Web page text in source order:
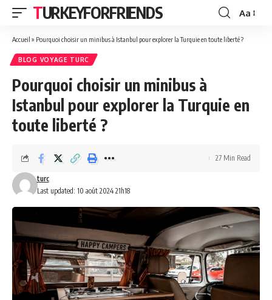
TURKEYFORFRIENDS
Font
Resizer
Aa
Accueil » Pourquoi choisir un minibus à Istanbul pour explorer la Turquie en toute liberté ?
BLOG VOYAGE TURC
Pourquoi choisir un minibus à
Istanbul pour explorer la Turquie en
toute liberté ?
Last updated: 10 août 2024 21h18
turc
27 Min Read